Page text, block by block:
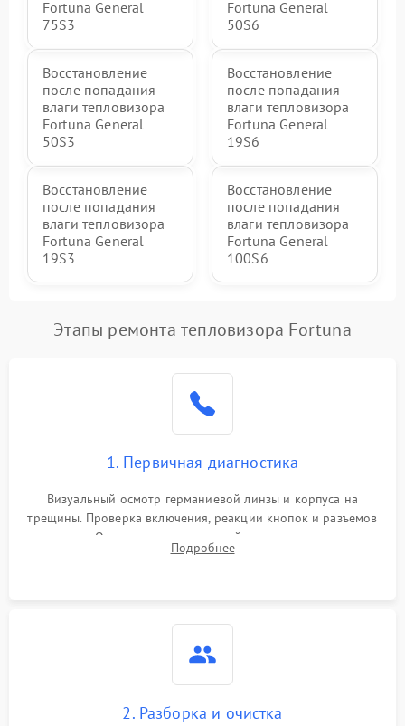
Fortuna General
75S3
Fortuna General
50S6
Восстановление
после попадания
влаги тепловизора
Fortuna General
50S3
Восстановление
после попадания
влаги тепловизора
Fortuna General
19S6
Восстановление
после попадания
влаги тепловизора
Fortuna General
19S3
Восстановление
после попадания
влаги тепловизора
Fortuna General
100S6
Этапы ремонта тепловизора Fortuna
1. Первичная диагностика
Визуальный осмотр германиевой линзы и корпуса на
трещины. Проверка включения, реакции кнопок и разъемов
зарядки. Оценка вывода тепловой сигнатуры на экран,
проверка базовых функций и считывание системных
Подробнее
2. Разборка и очистка